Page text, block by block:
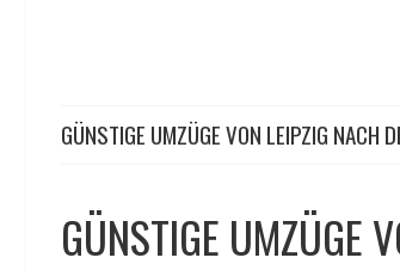
GÜNSTIGE UMZÜGE VON LEIPZIG NACH
GÜNSTIGE UMZÜGE